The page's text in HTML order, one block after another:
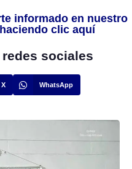
informado en nuestro
clic aquí
sociales
X WhatsApp